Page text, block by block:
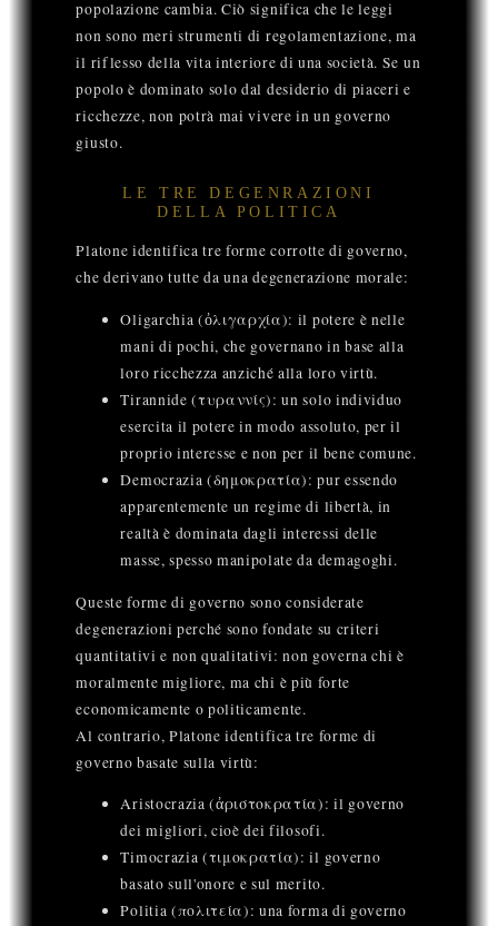
popolazione cambia. Ciò significa che le leggi
non sono meri strumenti di regolamentazione, ma
il riflesso della vita interiore di una società. Se un
popolo è dominato solo dal desiderio di piaceri e
ricchezze, non potrà mai vivere in un governo
giusto.
LE TRE DEGENRAZIONI
DELLA POLITICA
Platone identifica tre forme corrotte di governo,
che derivano tutte da una degenerazione morale:
Oligarchia (ὀλιγαρχία): il potere è nelle
mani di pochi, che governano in base alla
loro ricchezza anziché alla loro virtù.
Tirannide (τυραννίς): un solo individuo
esercita il potere in modo assoluto, per il
proprio interesse e non per il bene comune.
Democrazia (δημοκρατία): pur essendo
apparentemente un regime di libertà, in
realtà è dominata dagli interessi delle
masse, spesso manipolate da demagoghi.
Queste forme di governo sono considerate
degenerazioni perché sono fondate su criteri
quantitativi e non qualitativi: non governa chi è
moralmente migliore, ma chi è più forte
economicamente o politicamente.
Al contrario, Platone identifica tre forme di
governo basate sulla virtù:
Aristocrazia (ἀριστοκρατία): il governo
dei migliori, cioè dei filosofi.
Timocrazia (τιμοκρατία): il governo
basato sull'onore e sul merito.
Politia (πολιτεία): una forma di governo